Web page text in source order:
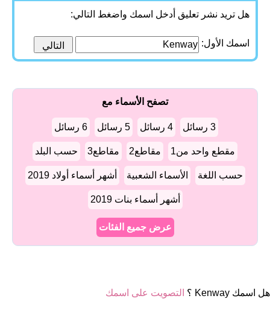
هل تريد نشر تعليق أدخل اسمك واضغط التالي:
اسمك الأول:
تصفح الأسماء مع
3 رسائل 4 رسائل 5 رسائل 6 رسائل
مقطع واحد من1 مقاطع2 مقاطع3 حسب البلد
حسب اللغة الأسماء الشعبية أشهر أسماء أولاد 2019
أشهر أسماء بنات 2019
عرض جميع الفئات
هل اسمك Kenway ؟ التصويت على اسمك